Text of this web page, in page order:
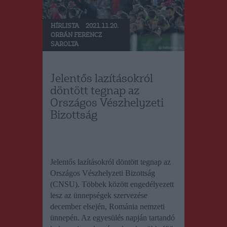
HÍRLISTA
2021.11.20.
ORBÁN FERENCZ
SAROLTA
Jelentős lazításokról
döntött tegnap az
Országos Vészhelyzeti
Bizottság
Jelentős lazításokról döntött tegnap az
Országos Vészhelyzeti Bizottság
(CNSU). Többek között engedélyezett
lesz az ünnepségek szervezése
december elsején, Románia nemzeti
ünnepén. Az egyesülés napján tartandó